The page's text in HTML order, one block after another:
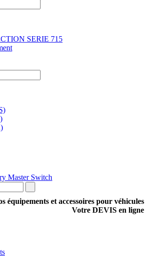
SERIE 715
équipements et accessoires pour véhicules
Votre DEVIS en ligne